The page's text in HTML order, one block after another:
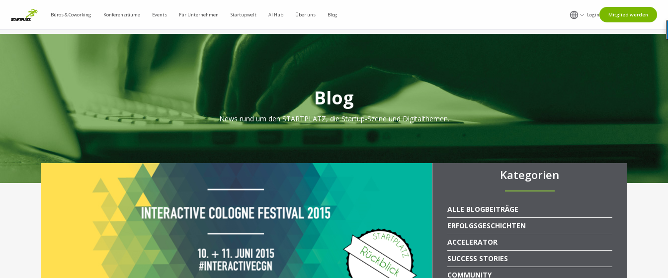
Büros & Coworking Konferenzräume Events Für Unternehmen Startupwelt AI Hub Über uns Blog Login Mitglied werden
Blog
News rund um den STARTPLATZ, die Startup-Szene und Digitalthemen.
Kategorien
ALLE BLOGBEITRÄGE
ERFOLGSGESCHICHTEN
ACCELERATOR
SUCCESS STORIES
COMMUNITY